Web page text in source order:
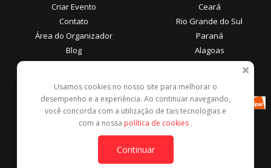
Criar Evento
Contato
Área do Organizador
Blog
Ceará
Rio Grande do Sul
Paraná
Alagoas
Área do Participante
Central de Ajuda
Denunciar este evento
Formas de Pagamento
Usamos cookies no nosso site para melhorar o
desempenho e a experiência. Ao continuar navegando,
você concorda com a utilização de tais tecnologias e
com a nossa política de cookies .
Continuar